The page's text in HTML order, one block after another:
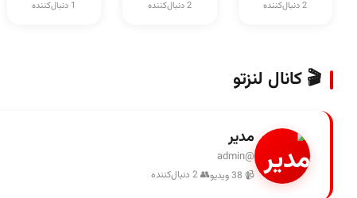
2 دنبال‌کننده 2 دنبال‌کننده 1 دنبال‌کننده
🎬 کانال لنزتو
مدیر
@admin
📹 38 ویدیو 👥 2 دنبال‌کننده